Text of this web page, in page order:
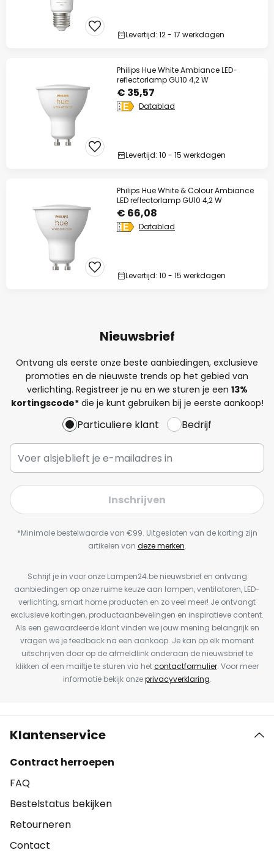
Levertijd: 12 - 17 werkdagen
Philips Hue White Ambiance LED-
reflectorlamp GU10 4,2 W
€ 35,57
Datablad
Levertijd: 10 - 15 werkdagen
Philips Hue White & Colour Ambiance
LED reflectorlamp GU10 4,2 W
€ 66,08
Datablad
Levertijd: 10 - 15 werkdagen
Nieuwsbrief
Ontvang als eerste onze beste aanbiedingen, exclusieve
promoties en de nieuwste trends op het gebied van
verlichting. Registreer je nu en we sturen je een 13%
kortingscode*die je kunt gebruiken bij je eerste aankoop!
Particuliere klant Bedrijf
Inschrijven
*Minimale bestelwaarde van €99. Uitgesloten van de korting zijn
artikelen van deze merken.
Schrijf je in voor onze Lampen24.be nieuwsbrief en ontvang
aanbiedingen op onze ruime keuze aan lampen, ventilatoren, LED-
verlichting, smart home producten en zo veel meer! Je ontvangt
exclusieve kortingen, productaanbevelingen en inspiratieve content.
Als een gewaardeerde klant vinden we jouw mening belangrijk en
vragen we je feedback na een aankoop. Je kan op elk moment
uitschrijven door op de afmeldlink onderaan de nieuwsbrief te
klikken of een mailtje te sturen via hetcontactformulier. Voor meer
informatie bekijk onzeprivacyverklaring.
Klantenservice
Contract herroepen
FAQ
Bestelstatus bekijken
Retourneren
Contact